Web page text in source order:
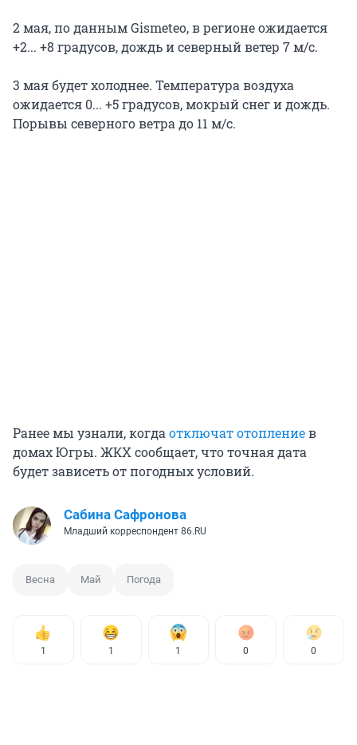
2 мая, по данным Gismeteo, в регионе ожидается
+2... +8 градусов, дождь и северный ветер 7 м/с.
3 мая будет холоднее. Температура воздуха
ожидается 0... +5 градусов, мокрый снег и дождь.
Порывы северного ветра до 11 м/с.
Ранее мы узнали, когдаотключат отоплениев
домах Югры. ЖКХ сообщает, что точная дата
будет зависеть от погодных условий.
Сабина Сафронова
Младший корреспондент 86.RU
Весна Май Погода
1 1 1 0 0